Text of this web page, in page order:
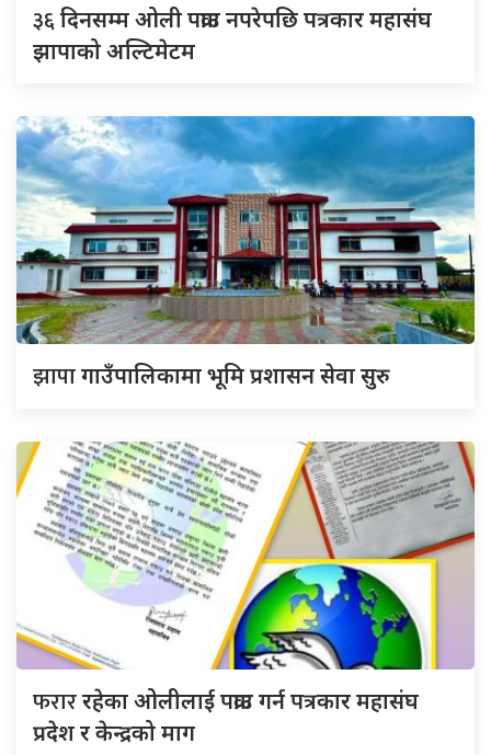
३६दिनसम्म ओली पक्राउ नपरेपछि पत्रकार महासंघ
झापाको अल्टिमेटम
झापागाउँपालिकामा भूमि प्रशासन सेवा सुरु
फराररहेका ओलीलाई पक्राउ गर्न पत्रकार महासंघ
प्रदेश र केन्द्रको माग